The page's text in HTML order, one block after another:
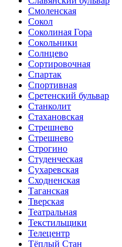
Смоленская
Сокол
Соколиная Гора
Сокольники
Солнцево
Сортировочная
Спартак
Спортивная
Сретенский бульвар
Станколит
Стахановская
Стрешнево
Стрешнево
Строгино
Студенческая
Сухаревская
Сходненская
Таганская
Тверская
Театральная
Текстильщики
Телецентр
Тёплый Стан